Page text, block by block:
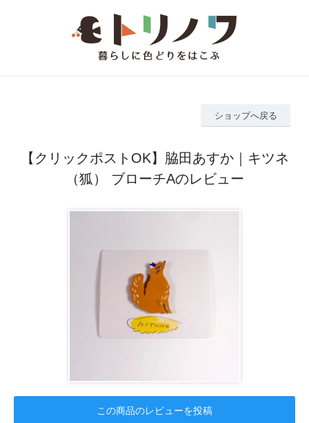
ショップへ戻る
【クリックポストOK】脇田あすか｜キツネ
（狐） ブローチAのレビュー
この商品のレビューを投稿